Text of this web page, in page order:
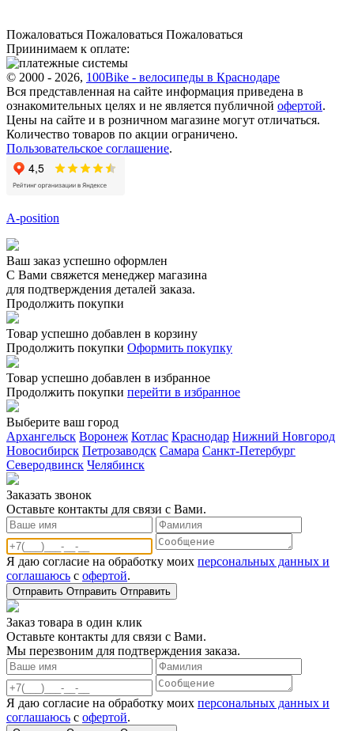
Пожаловаться Пожаловаться Пожаловаться
Приинимаем к оплате:
© 2000 - 2026, 100Bike - велосипеды в Краснодаре
Вся представленная на сайте информация приведена в
ознакомительных целях и не является публичной офертой.
Цены на сайте и в розничном магазине могут отличаться.
Количество товаров по акции ограничено.
Пользовательское соглашение.
A-position
Ваш заказ успешно оформлен
С Вами свяжется менеджер магазина
для подтверждения деталей заказа.
Продолжить покупки
Товар успешно добавлен в корзину
Продолжить покупки Оформить покупку
Товар успешно добавлен в избранное
Продолжить покупки перейти в избранное
Выберите ваш город
Архангельск Воронеж Котлас Краснодар Нижний Новгород
Новосибирск Петрозаводск Самара Санкт-Петербург
Северодвинск Челябинск
Заказать звонoк
Оставьте контакты для связи с Вами.
Я даю согласие на обработку моих персональных данных и
соглашаюсь с офертой.
Отправить Отправить Отправить
Заказ товара в один клик
Оставьте контакты для связи с Вами.
Мы перезвоним для подтверждения заказа.
Я даю согласие на обработку моих персональных данных и
соглашаюсь с офертой.